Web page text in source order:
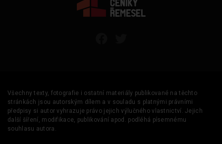
Všechny texty, fotografie i ostatní materiály publikované na těchto
stránkách jsou autorským dílem a v souladu s platnými právními
předpisy si autor vyhrazuje právo jejich výlučného vlastnictví. Jejich
další šíření, modifikace, publikování apod. podléhá písemnému
souhlasu autora.